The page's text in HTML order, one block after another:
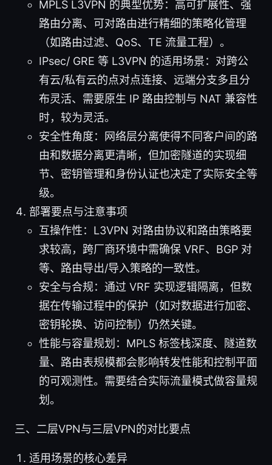
MPLS L3VPN 的典型优势：高可扩展性、强
路由分离、可对路由进行精细的策略化管理
（如路由过滤、QoS、TE 流量工程）。
IPsec/ GRE 等 L3VPN 的适用场景：对跨公
有云/私有云的点对点连接、远端分支多且分
布灵活、需要原生 IP 路由控制与 NAT 兼容性
时，较为灵活。
安全性角度：网络层分离使得不同客户间的路
由和数据分离更清晰，但加密隧道的实现细
节、密钥管理和身份认证也决定了实际安全等
级。
部署要点与注意事项
互操作性：L3VPN 对路由协议和路由策略要
求较高，跨厂商环境中需确保 VRF、BGP 对
等、路由导出/导入策略的一致性。
安全与合规：通过 VRF 实现逻辑隔离，但数
据在传输过程中的保护（如对数据进行加密、
密钥轮换、访问控制）仍然关键。
性能与容量规划：MPLS 标签栈深度、隧道数
量、路由表规模都会影响转发性能和控制平面
的可观测性。需要结合实际流量模式做容量规
划。
三、二层VPN与三层VPN的对比要点
适用场景的核心差异